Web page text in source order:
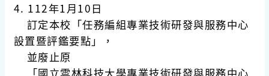
4. 112年1月10日
訂定本校 「任務編組專業技術研發與服務中心
設置暨評鑑要點」
，
並廢止原
「國立雲林科技大學專業技術研發與服務中心